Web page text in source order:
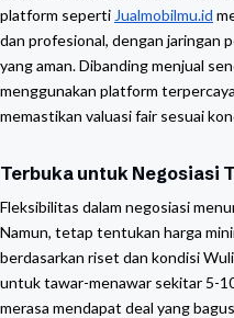
platform seperti Jualmobilmu.id
dan profesional, dengan jaringan
yang aman. Dibanding menjual
menggunakan platform
memastikan valuasi fair sesuai
Terbuka untuk Negosiasi
Fleksibilitas dalam negosiasi
Namun, tetap tentukan harga
berdasarkan riset dan kondisi
untuk tawar-menawar sekitar 5-
merasa mendapat deal yang